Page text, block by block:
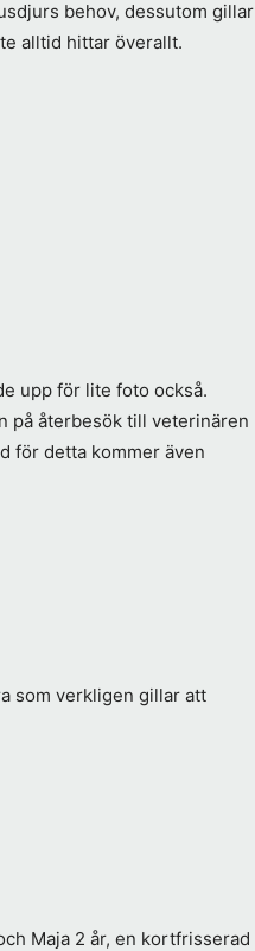
behov, dessutom gillar
alltid hittar överallt.
upp för lite foto också.
på återbesök till veterinären
för detta kommer även
som verkligen gillar att
Maja 2 år, en kortfrisserad